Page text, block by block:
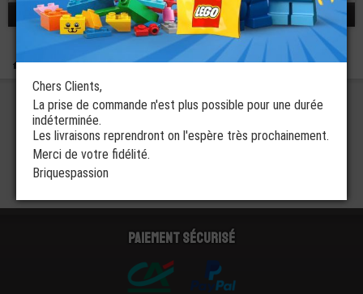
réponse 1 - 1 / 1
Boutique Bracelets DOTS LEGO® LEGO® Charms
Paiement sécurisé
Chers Clients,
La prise de commande n'est plus possible pour une durée
indéterminée.
Les livraisons reprendront on l'espère très prochainement.
Merci de votre fidélité.
Briquespassion